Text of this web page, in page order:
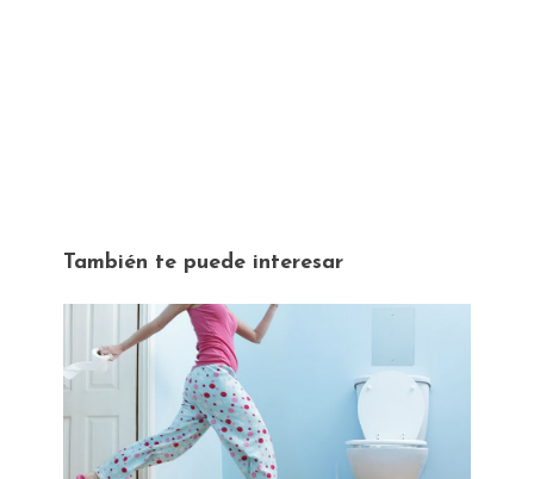
También te puede interesar